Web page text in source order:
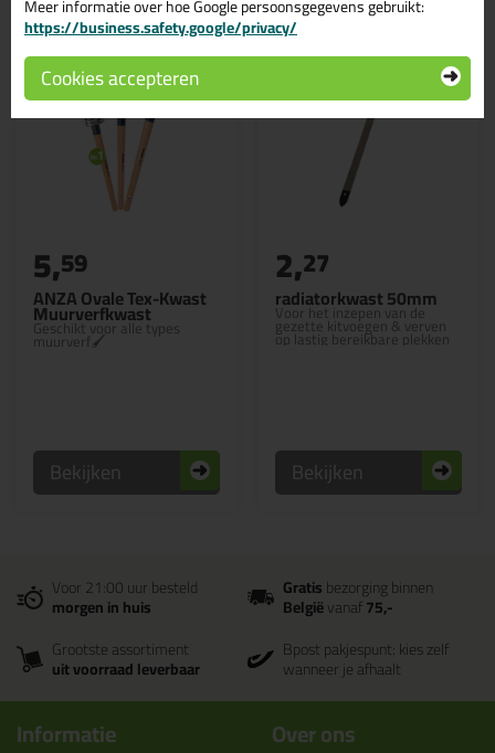
ANZA Ovale Tex-Kwast
Muurverfkwast
Geschikt voor alle types
muurverf🖌
5,59
Bekijken
radiatorkwast 50mm
Voor het inzepen van de
gezette kitvoegen & verven
op lastig bereikbare plekken
2,27
Bekijken
Voor 21:00 uur besteld
morgen in huis
Gratisbezorging binnen
Belgiëvanaf75,-
Grootste assortiment
uit voorraad leverbaar
Bpost pakjespunt: kies zelf
wanneer je afhaalt
Informatie Over ons
Meer informatie over hoe Google persoonsgegevens gebruikt:
https://business.safety.google/privacy/
Cookies accepteren